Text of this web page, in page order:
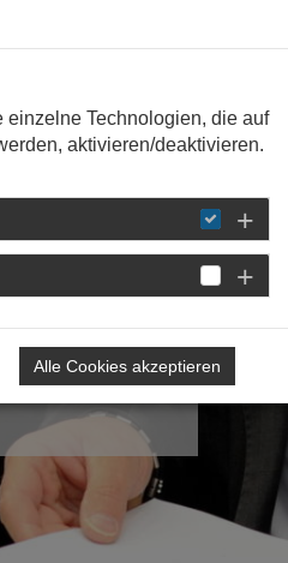
Rhein-
/
einzelne Technologien, die auf
aktivieren/deaktivieren.
Alle Cookies akzeptieren